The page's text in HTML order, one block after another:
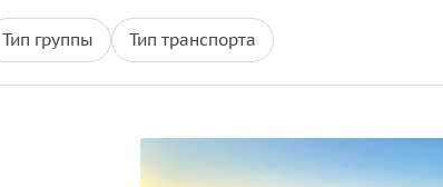
Тип группы Тип транспорта